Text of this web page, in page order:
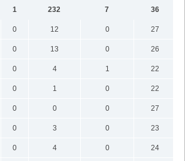
1 232 7
36
0 12 0
27
0 13 0
26
0 4 1
22
0 1 0
22
0 0 0
27
0 3 0
23
0 4 0
24